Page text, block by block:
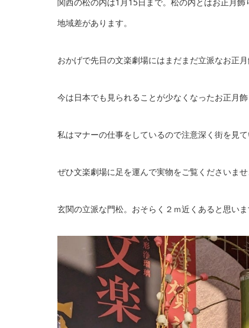
地域差があります。
おかげで先日の文楽劇場にはまだまだ立派なお正
今は日本でも見られることが少なくなったお正月
私はマナーの仕事をしているので注意深く街を見
ぜひ文楽劇場に足を運んで実物をご覧くださいま
玄関の立派な門松。おそらく２ｍ近くあると思いま